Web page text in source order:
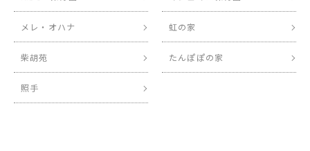
メレ・オハナ 虹の家
柴胡苑 たんぽぽの家
照手